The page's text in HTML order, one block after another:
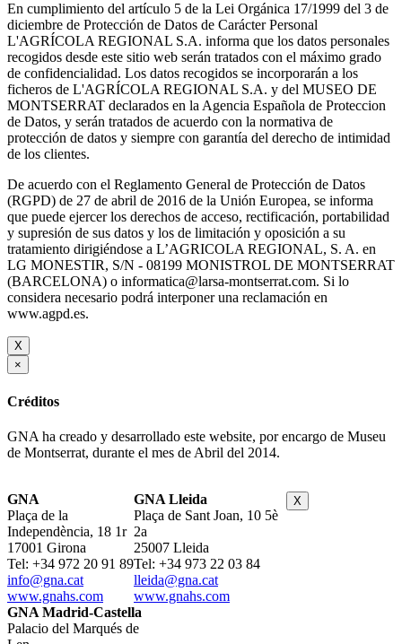
En cumplimiento del artículo 5 de la Lei Orgánica 17/1999 del 3 de
diciembre de Protección de Datos de Carácter Personal
L'AGRÍCOLA REGIONAL S.A. informa que los datos personales
recogidos desde este sitio web serán tratados con el máximo grado
de confidencialidad. Los datos recogidos se incorporarán a los
ficheros de L'AGRÍCOLA REGIONAL S.A. y del MUSEO DE
MONTSERRAT declarados en la Agencia Española de Proteccion
de Datos, y serán tratados de acuerdo con la normativa de
protección de datos y siempre con garantía del derecho de intimidad
de los clientes.
De acuerdo con el Reglamento General de Protección de Datos
(RGPD) de 27 de abril de 2016 de la Unión Europea, se informa
que puede ejercer los derechos de acceso, rectificación, portabilidad
y supresión de sus datos y los de limitación y oposición a su
tratamiento dirigiéndose a L’AGRICOLA REGIONAL, S. A. en
LG MONESTIR, S/N - 08199 MONISTROL DE MONTSERRAT
(BARCELONA) o informatica@larsa-montserrat.com. Si lo
considera necesario podrá interponer una reclamación en
www.agpd.es.
X
×
Créditos
GNA ha creado y desarrollado este website, por encargo de Museu
de Montserrat, durante el mes de Abril del 2014.
GNA
Plaça de la
Independència, 18 1r
17001 Girona
Tel: +34 972 20 91 89
info@gna.cat
www.gnahs.com
GNA Lleida
Plaça de Sant Joan, 10 5è
2a
25007 Lleida
Tel: +34 973 22 03 84
lleida@gna.cat
www.gnahs.com
GNA Madrid-Castella
Palacio del Marqués de
X